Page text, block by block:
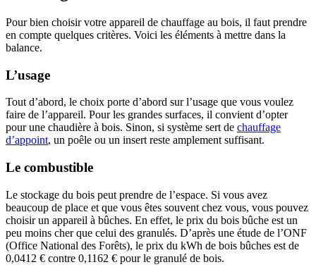
Pour bien choisir votre appareil de chauffage au bois, il faut prendre
en compte quelques critères. Voici les éléments à mettre dans la
balance.
L’usage
Tout d’abord, le choix porte d’abord sur l’usage que vous voulez
faire de l’appareil. Pour les grandes surfaces, il convient d’opter
pour une chaudière à bois. Sinon, si système sert de chauffage
d’appoint, un poêle ou un insert reste amplement suffisant.
Le combustible
Le stockage du bois peut prendre de l’espace. Si vous avez
beaucoup de place et que vous êtes souvent chez vous, vous pouvez
choisir un appareil à bûches. En effet, le prix du bois bûche est un
peu moins cher que celui des granulés. D’après une étude de l’ONF
(Office National des Forêts), le prix du kWh de bois bûches est de
0,0412 € contre 0,1162 € pour le granulé de bois.